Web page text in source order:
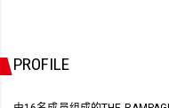
PROFILE